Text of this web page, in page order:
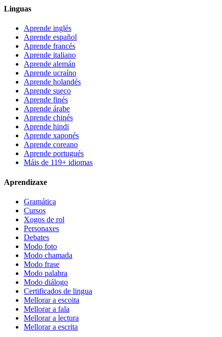
Linguas
Aprende inglés
Aprende español
Aprende francés
Aprende italiano
Aprende alemán
Aprende ucraíno
Aprende holandés
Aprende sueco
Aprende finés
Aprende árabe
Aprende chinés
Aprende hindi
Aprende xaponés
Aprende coreano
Aprende portugués
Máis de 119+ idiomas
Aprendizaxe
Gramática
Cursos
Xogos de rol
Personaxes
Debates
Modo foto
Modo chamada
Modo frase
Modo palabra
Modo diálogo
Certificados de lingua
Mellorar a escoita
Mellorar a fala
Mellorar a lectura
Mellorar a escrita